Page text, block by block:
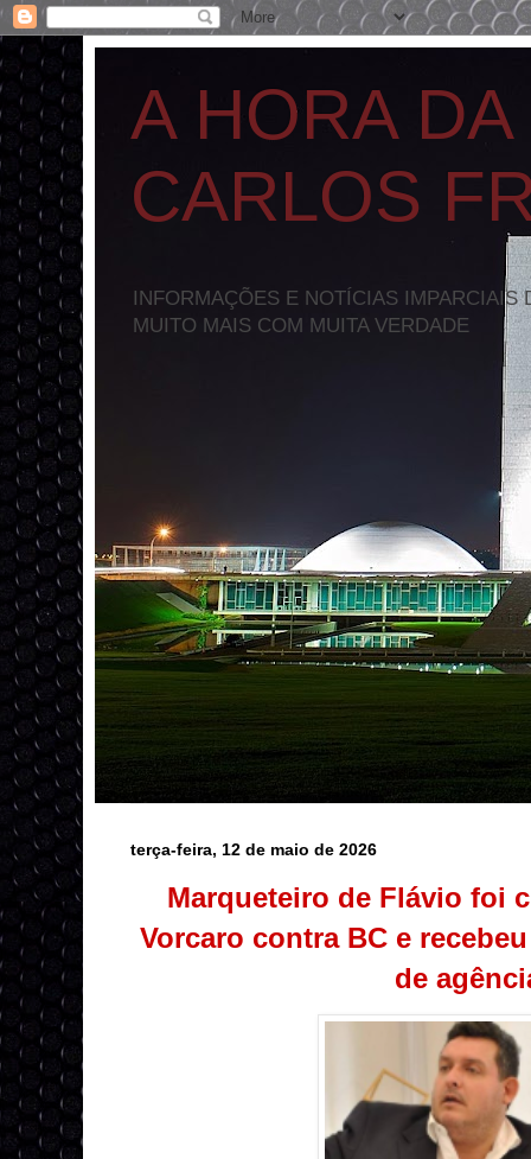
A HORA
CARLOS
INFORMAÇÕES E NOTÍCIAS
MUITO MAIS COM MUITA VERDADE
terça-feira, 12 de maio de 2026
Marqueteiro de Flávio foi
Vorcaro contra BC e
de